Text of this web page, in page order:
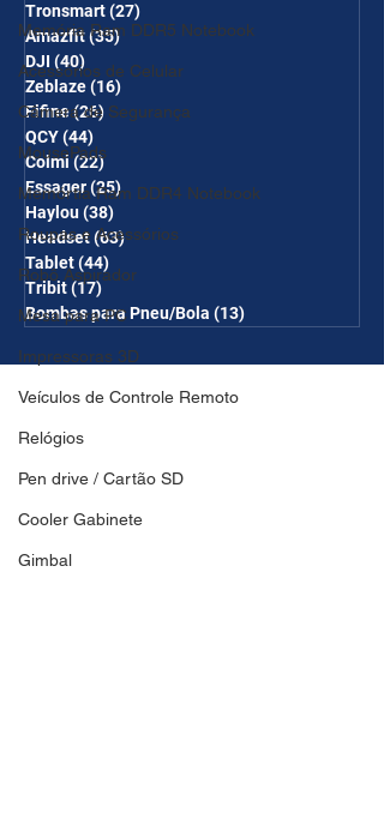
Memória Ram DDR5 Notebook
Acessórios de Celular
Câmera de Segurança
MousePads
Memórtia Ram DDR4 Notebook
Roupas e Acessórios
Robô Aspirador
Mesa para PC
Impressoras 3D
Veículos de Controle Remoto
Relógios
Pen drive / Cartão SD
Cooler Gabinete
Gimbal
Tronsmart(27)
Amazfit(35)35 posts
DJI (40) 40 posts
Zeblaze(16)
Fifine(26) 26 posts
QCY(44)
Colmi (22)22 posts
Essager(25)25 posts
Haylou(38)
Headset(63)63 posts
Tablet(44)
Tribit(17)
Bombas para Pneu/Bola (13)